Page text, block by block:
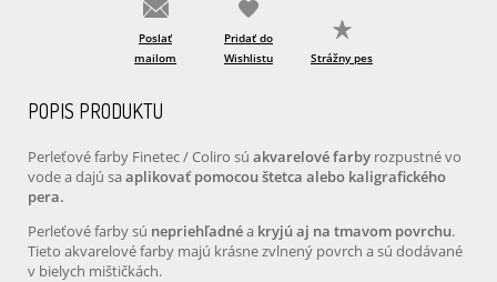
Poslať
mailom
Pridať do
Wishlistu
Strážny pes
POPIS PRODUKTU
Perleťové farby Finetec / Coliro sú akvarelové farby rozpustné vo
vode a dajú saaplikovať pomocou štetca alebo kaligrafického
pera.
Perleťové farby sú nepriehľadnéa kryjú aj na tmavom povrchu.
Tieto akvarelové farby majú krásne zvlnený povrch a sú dodávané
v bielych mištičkách.